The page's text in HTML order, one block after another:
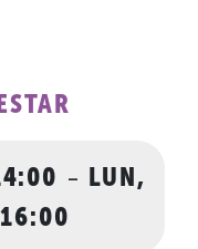
- LUN,